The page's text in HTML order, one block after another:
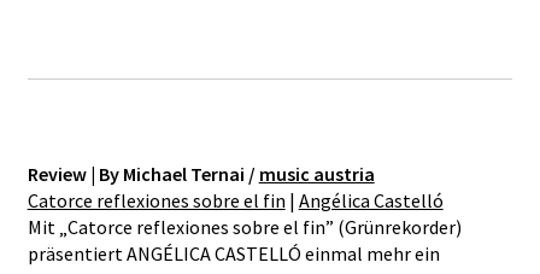
Field Notes
Shop
Review | By Michael Ternai / music austria
Catorce reflexiones sobre el fin | Angélica Castelló
Mit „Catorce reflexiones sobre el fin” (Grünrekorder)
präsentiert ANGÉLICA CASTELLÓ einmal mehr ein